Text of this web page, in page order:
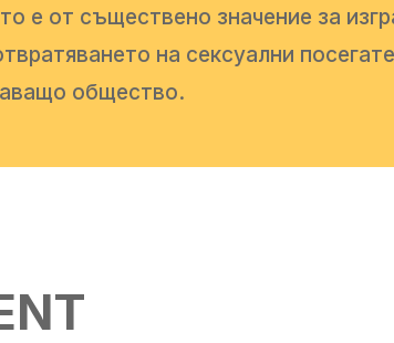
е от съществено значение за
на сексуални
общество.